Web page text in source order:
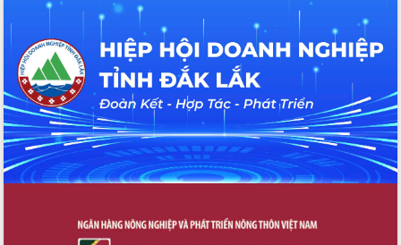
Bầu cử Quốc hội và HĐND: Cử tri Đắk
Lắk gửi gắm niềm tin, kỳ vọng vào lá
phiếu
Đắk Lắk sẵn sàng các điều kiện cho
Ngày hội bầu cử đại biểu Quốc hội
khóa XVI và HĐND các cấp nhiệm kỳ
2026-2031
Đảm bảo cuộc bầu cử đại biểu Quốc
hội và đại biểu HĐND các cấp diễn ra
an toàn, hiệu quả, đúng quy định
kiểm tra, chỉ đạo hoàn thành các dự
án cao tốc và thăm khu tái định cư tại